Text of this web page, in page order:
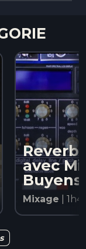
avec
Buyens
Mixage |